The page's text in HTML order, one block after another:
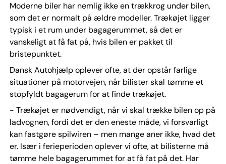
Moderne biler har nemlig ikke en trækkrog under bilen,
som det er normalt på ældre modeller. Trækøjet ligger
typisk i et rum under bagagerummet, så det er
vanskeligt at få fat på, hvis bilen er pakket til
bristepunktet.
Dansk Autohjælp oplever ofte, at der opstår farlige
situationer på motorvejen, når bilister skal tømme et
stopfyldt bagagerum for at finde trækøjet.
- Trækøjet er nødvendigt, når vi skal trække bilen op på
ladvognen, fordi det er den eneste måde, vi forsvarligt
kan fastgøre spilwiren – men mange aner ikke, hvad det
er. Især i ferieperioden oplever vi ofte, at bilisterne må
tømme hele bagagerummet for at få fat på det. Har